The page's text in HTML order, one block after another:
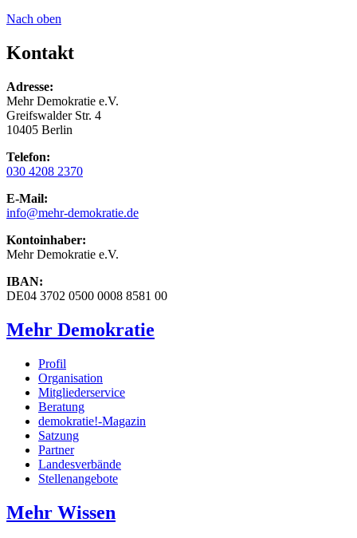
Nach oben
Kontakt
Adresse:
Mehr Demokratie e.V.
Greifswalder Str. 4
10405 Berlin
Telefon:
030 4208 2370
E-Mail:
info@mehr-demokratie.de
Kontoinhaber:
Mehr Demokratie e.V.
IBAN:
DE04 3702 0500 0008 8581 00
Mehr Demokratie
Profil
Organisation
Mitgliederservice
Beratung
demokratie!-Magazin
Satzung
Partner
Landesverbände
Stellenangebote
Mehr Wissen